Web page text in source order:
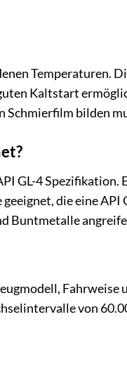
Temperaturen.
Kaltstart
Schmierfilm bilden
GL-4 Spezifikation.
die eine API
Buntmetalle
Fahrweise
von